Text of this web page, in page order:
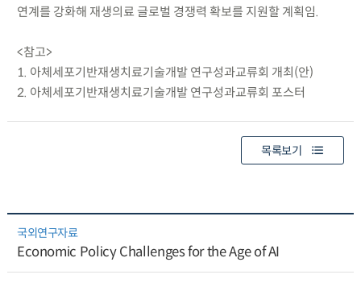
연계를 강화해 재생의료 글로벌 경쟁력 확보를 지원할 계획임.
<참고>
1. 아체세포기반재생치료기술개발 연구성과교류회 개최(안)
2. 아체세포기반재생치료기술개발 연구성과교류회 포스터
목록보기
국외연구자료
Economic Policy Challenges for the Age of AI